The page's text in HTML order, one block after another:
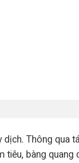
Thông qua
tiêu, bàng quang